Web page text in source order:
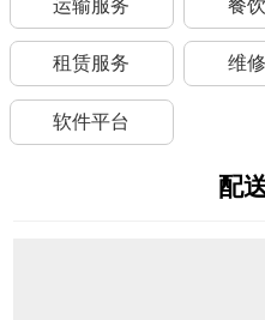
运输服务 餐
租赁服务 维
软件平台
配